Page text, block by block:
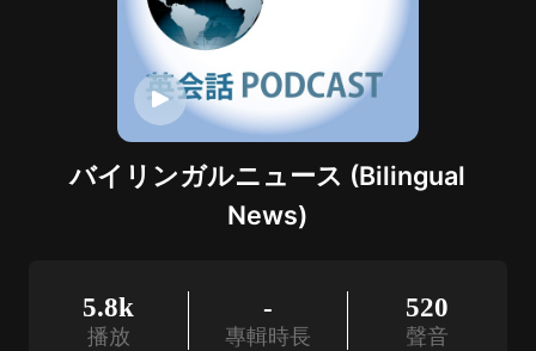
バイリンガルニュース (Bilingual
News)
5.8k
播放
-
專輯時長
520
聲音